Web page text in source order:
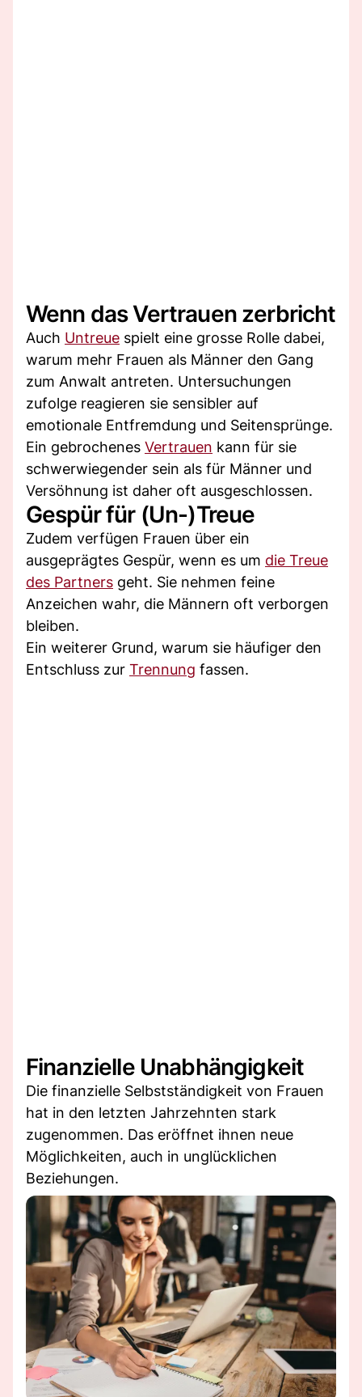
Wenn das Vertrauen zerbricht
Auch Untreue spielt eine grosse Rolle dabei,
warum mehr Frauen als Männer den Gang
zum Anwalt antreten. Untersuchungen
zufolge reagieren sie sensibler auf
emotionale Entfremdung und Seitensprünge.
Ein gebrochenes Vertrauen kann für sie
schwerwiegender sein als für Männer und
Versöhnung ist daher oft ausgeschlossen.
Gespür für (Un-)Treue
Zudem verfügen Frauen über ein
ausgeprägtes Gespür, wenn es um die Treue
des Partners geht. Sie nehmen feine
Anzeichen wahr, die Männern oft verborgen
bleiben.
Ein weiterer Grund, warum sie häufiger den
Entschluss zur Trennung fassen.
Finanzielle Unabhängigkeit
Die finanzielle Selbstständigkeit von Frauen
hat in den letzten Jahrzehnten stark
zugenommen. Das eröffnet ihnen neue
Möglichkeiten, auch in unglücklichen
Beziehungen.